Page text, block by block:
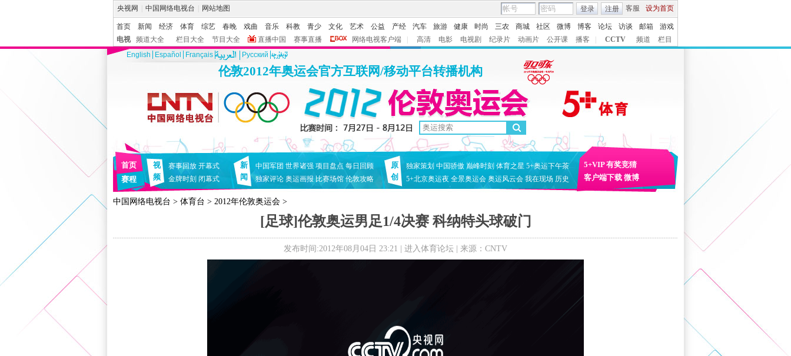
央视网 中国网络电视台 网站地图 客服 设为首页
登录 注册
首页 新闻 经济 体育 综艺 春晚 戏曲 音乐 科教 青少 文化 艺术 公益 产经 汽车 旅游 健康 时尚 三农 商城 社区 微博 博客 论坛 访谈 邮箱
游戏
电视
频道大全 栏目大全 节目大全 直播中国 赛事直播 网络电视客户端 高清 电影 电视剧 纪录片 动画片 公开课 播客 CCTV 频道
栏目
English
Español Français Pусский
伦敦2012年奥运会官方互联网/移动平台转播机构
首页
赛程
视
频
赛事回放 开幕式
金牌时刻 闭幕式
新
闻
中国军团 世界诸强 项目盘点 每日回顾
独家评论 奥运画报 比赛场馆 伦敦攻略
原
创
独家策划 中国骄傲 巅峰时刻 体育之星 5+奥运下午茶
5+北京奥运夜 全景奥运会 奥运风云会 我在现场 历史
5+VIP 有奖竞猜
客户端下载 微博
中国网络电视台 > 体育台 > 2012年伦敦奥运会 >
[足球]伦敦奥运男足1/4决赛 科纳特头球破门
发布时间:2012年08月04日 23:21 | 进入体育论坛 | 来源：CNTV